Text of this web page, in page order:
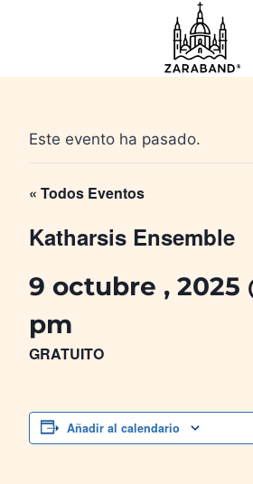
Este evento ha pasado.
« Todos Eventos
Katharsis Ensemble
9 octubre , 2025
pm
GRATUITO
Añadir al calendario